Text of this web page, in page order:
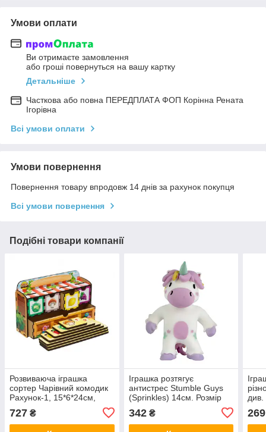
Умови оплати
Ви отримаєте замовлення
або гроші повернуться на вашу картку
Детальніше
Часткова або повна ПЕРЕДПЛАТА ФОП Корінна Рената
Ігорівна
Всі умови оплати
Умови повернення
Повернення товару впродовж 14 днів за рахунок покупця
Всі умови повернення
Подібні товари компанії
Розвиваюча іграшка
сортер Чарівний комодик
Рахунок-1, 15*6*24см,
727 ₴
Іграшка розтягує
антистрес Stumble Guys
(Sprinkles) 14см. Розмір
упаковки 6 x 15 x 21 см,
97009
342₴ 269